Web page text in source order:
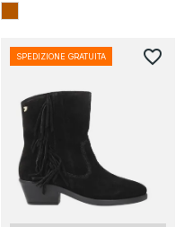
SPEDIZIONE GRATUITA favorite_border